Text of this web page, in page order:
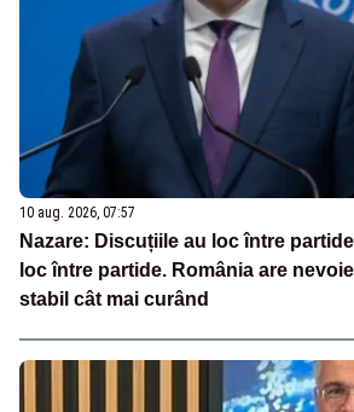
10 aug. 2026, 07:57
Nazare: Discuțiile au loc între
loc între partide. România are
stabil cât mai curând